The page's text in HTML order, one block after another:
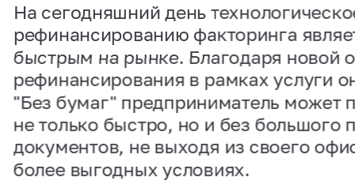
На сегодняшний день
рефинансированию факторинга
быстрым на рынке. Благодаря новой
рефинансирования в рамках услуги
"Без бумаг" предприниматель может
не только быстро, но и без большого
документов, не выходя из своего
более выгодных условиях.